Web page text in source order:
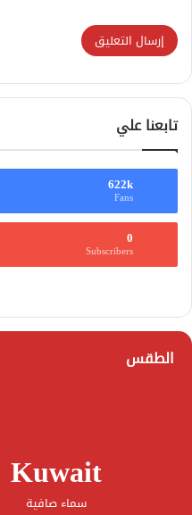
تابعنا علي
622k
Fans
0
Subscribers
الطقس
Kuwait
سماء صافية